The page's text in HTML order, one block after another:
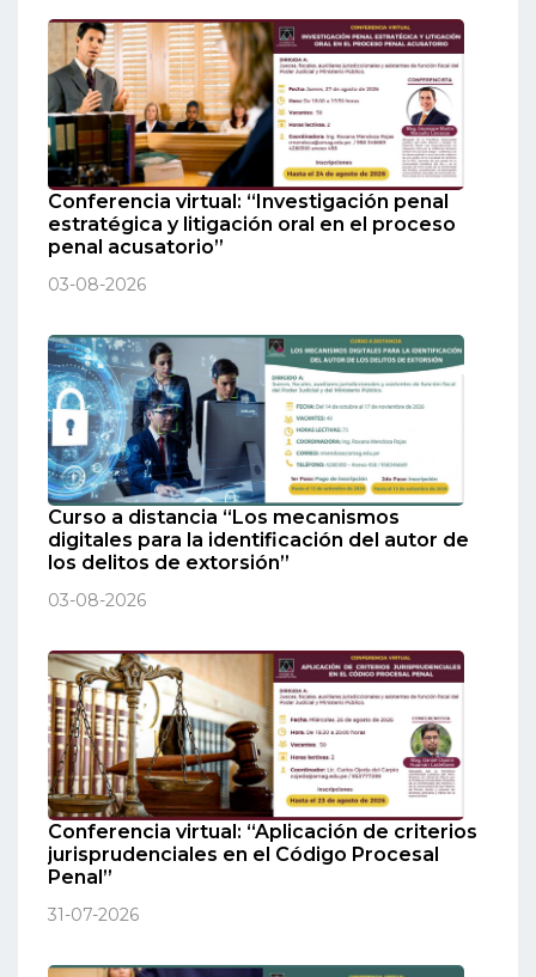
Conferencia virtual: “Investigación penal
estratégica y litigación oral en el proceso
penal acusatorio”
03-08-2026
Curso a distancia “Los mecanismos
digitales para la identificación del autor de
los delitos de extorsión”
03-08-2026
Conferencia virtual: “Aplicación de criterios
jurisprudenciales en el Código Procesal
Penal”
31-07-2026